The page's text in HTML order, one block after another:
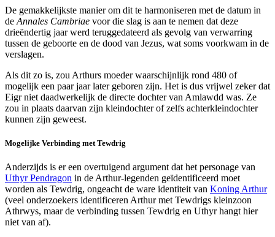
De gemakkelijkste manier om dit te harmoniseren met de datum in
de Annales Cambriae voor die slag is aan te nemen dat deze
drieëndertig jaar werd teruggedateerd als gevolg van verwarring
tussen de geboorte en de dood van Jezus, wat soms voorkwam in de
verslagen.
Als dit zo is, zou Arthurs moeder waarschijnlijk rond 480 of
mogelijk een paar jaar later geboren zijn. Het is dus vrijwel zeker dat
Eigr niet daadwerkelijk de directe dochter van Amlawdd was. Ze
zou in plaats daarvan zijn kleindochter of zelfs achterkleindochter
kunnen zijn geweest.
Mogelijke Verbinding met Tewdrig
Anderzijds is er een overtuigend argument dat het personage van
Uthyr Pendragon in de Arthur-legenden geïdentificeerd moet
worden als Tewdrig, ongeacht de ware identiteit van Koning Arthur
(veel onderzoekers identificeren Arthur met Tewdrigs kleinzoon
Athrwys, maar de verbinding tussen Tewdrig en Uthyr hangt hier
niet van af).